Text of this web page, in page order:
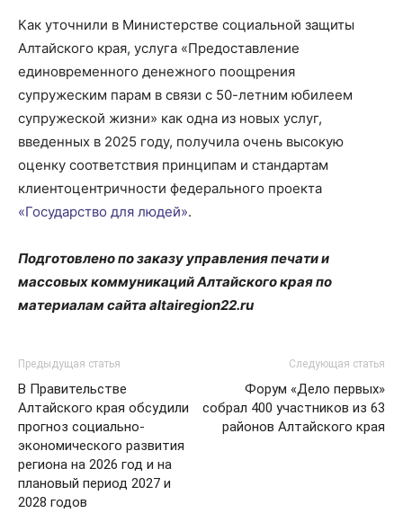
Как уточнили в Министерстве социальной защиты
Алтайского края, услуга «Предоставление
единовременного денежного поощрения
супружеским парам в связи с 50-летним юбилеем
супружеской жизни» как одна из новых услуг,
введенных в 2025 году, получила очень высокую
оценку соответствия принципам и стандартам
клиентоцентричности федерального проекта
«Государство для людей».
Подготовлено по заказу управления печати и
массовых коммуникаций Алтайского края по
материалам сайта altairegion22.ru
Предыдущая статья
В Правительстве
Алтайского края обсудили
прогноз социально-
экономического развития
региона на 2026 год и на
плановый период 2027 и
2028 годов
Следующая статья
Форум «Дело первых»
собрал 400 участников из 63
районов Алтайского края